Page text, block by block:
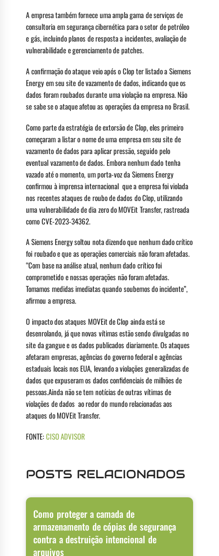
A empresa também fornece uma ampla gama de serviços de
consultoria em segurança cibernética para o setor de petróleo
e gás, incluindo planos de resposta a incidentes, avaliação de
vulnerabilidade e gerenciamento de patches.
A confirmação do ataque veio após o Clop ter listado a Siemens
Energy em seu site de vazamento de dados, indicando que os
dados foram roubados durante uma violação na empresa. Não
se sabe se o ataque afetou as operações da empresa no Brasil.
Como parte da estratégia de extorsão de Clop, eles primeiro
começaram a listar o nome de uma empresa em seu site de
vazamento de dados para aplicar pressão, seguido pelo
eventual vazamento de dados. Embora nenhum dado tenha
vazado até o momento, um porta-voz da Siemens Energy
confirmou à imprensa internacional que a empresa foi violada
nos recentes ataques de roubo de dados do Clop, utilizando
uma vulnerabilidade de dia zero do MOVEit Transfer, rastreada
como CVE-2023-34362.
A Siemens Energy soltou nota dizendo que nenhum dado crítico
foi roubado e que as operações comerciais não foram afetadas.
“Com base na análise atual, nenhum dado crítico foi
comprometido e nossas operações não foram afetadas.
Tomamos medidas imediatas quando soubemos do incidente”,
afirmou a empresa.
O impacto dos ataques MOVEit de Clop ainda está se
desenrolando, já que novas vítimas estão sendo divulgadas no
site da gangue e os dados publicados diariamente. Os ataques
afetaram empresas, agências do governo federal e agências
estaduais locais nos EUA, levando a violações generalizadas de
dados que expuseram os dados confidenciais de milhões de
pessoas.Ainda não se tem notícias de outras vítimas de
violações de dados ao redor do mundo relacionadas aos
ataques do MOVEit Transfer.
FONTE:CISO ADVISOR
POSTS RELACIONADOS
Como proteger a camada de
armazenamento de cópias de segurança
contra a destruição intencional de
arquivos